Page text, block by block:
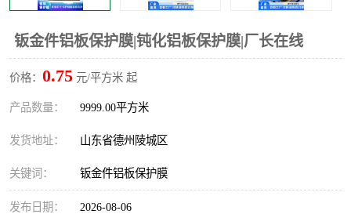
钣金件铝板保护膜|钝化铝板保护膜|厂长在线
价格： 0.75 元/平方米 起
产品数量： 9999.00平方米
发货地址： 山东省德州陵城区
关键词： 钣金件铝板保护膜
发布日期： 2026-08-06